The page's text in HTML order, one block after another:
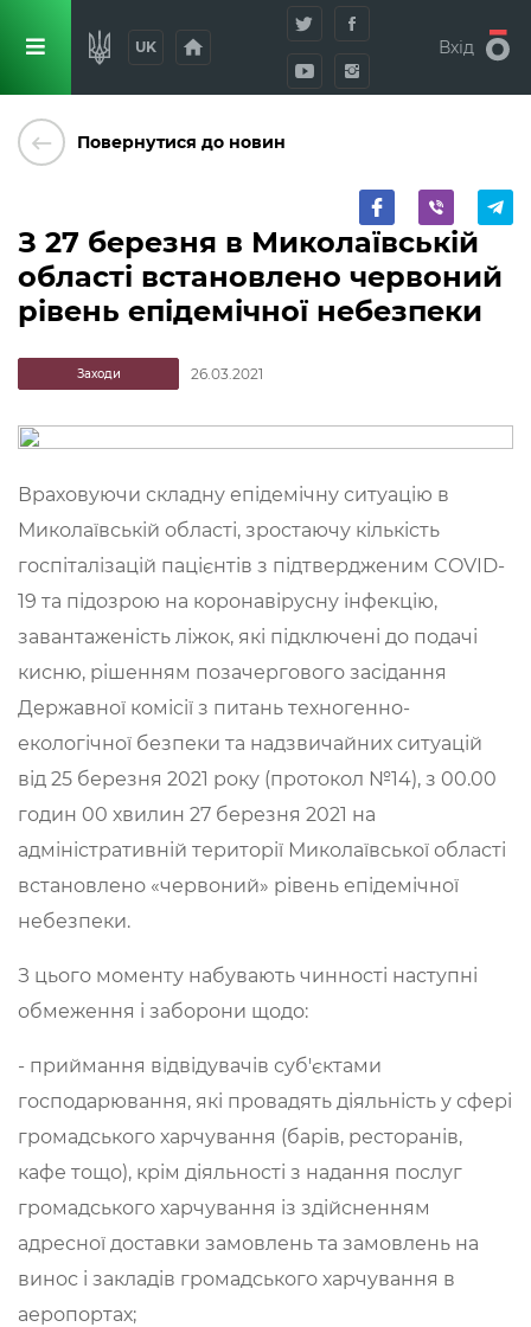
UK home Вхід
keyboard_backspace Повернутися до новин
З 27 березня в Миколаївській
області встановлено червоний
рівень епідемічної небезпеки
Заходи 26.03.2021
Враховуючи складну епідемічну ситуацію в
Миколаївській області, зростаючу кількість
госпіталізацій пацієнтів з підтвердженим COVID-
19 та підозрою на коронавірусну інфекцію,
завантаженість ліжок, які підключені до подачі
кисню, рішенням позачергового засідання
Державної комісії з питань техногенно-
екологічної безпеки та надзвичайних ситуацій
від 25 березня 2021 року (протокол №14), з 00.00
годин 00 хвилин 27 березня 2021 на
адміністративній території Миколаївської області
встановлено «червоний» рівень епідемічної
небезпеки.
З цього моменту набувають чинності наступні
обмеження і заборони щодо:
- приймання відвідувачів суб'єктами
господарювання, які провадять діяльність у сфері
громадського харчування (барів, ресторанів,
кафе тощо), крім діяльності з надання послуг
громадського харчування із здійсненням
адресної доставки замовлень та замовлень на
винос і закладів громадського харчування в
аеропортах;